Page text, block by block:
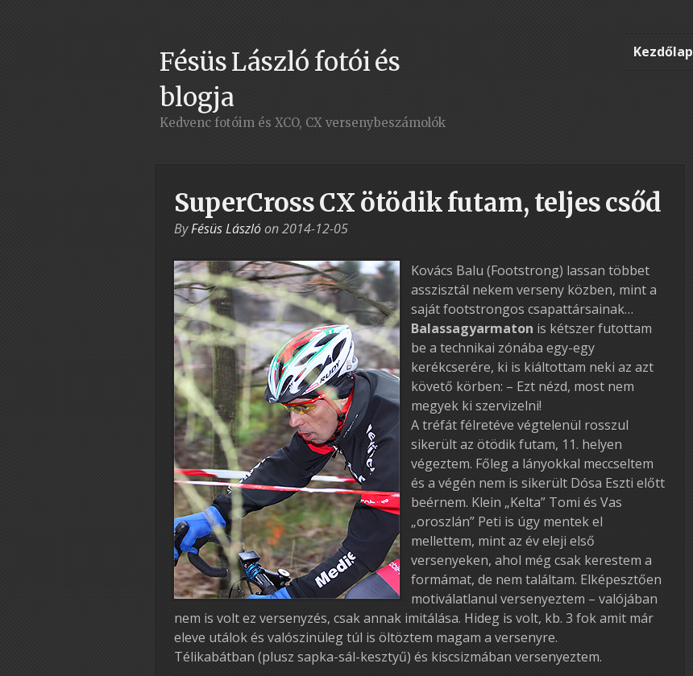
Fésüs László fotói és
blogja
Kedvenc fotóim és XCO, CX versenybeszámolók
Kezdőlap
SuperCross CX ötödik futam, teljes csőd
ByFésüs Lászlóon2014-12-05
Kovács Balu (Footstrong) lassan többet
asszisztál nekem verseny közben, mint a
saját footstrongos csapattársainak…
Balassagyarmaton is kétszer futottam
be a technikai zónába egy-egy
kerékcserére, ki is kiáltottam neki az azt
követő körben: – Ezt nézd, most nem
megyek ki szervizelni!
A tréfát félretéve végtelenül rosszul
sikerült az ötödik futam, 11. helyen
végeztem. Főleg a lányokkal meccseltem
és a végén nem is sikerült Dósa Eszti előtt
beérnem. Klein „Kelta” Tomi és Vas
„oroszlán” Peti is úgy mentek el
mellettem, mint az év eleji első
versenyeken, ahol még csak kerestem a
formámat, de nem találtam. Elképesztően
motiválatlanul versenyeztem – valójában
nem is volt ez versenyzés, csak annak imitálása. Hideg is volt, kb. 3 fok amit már
eleve utálok és valószinüleg túl is öltöztem magam a versenyre.
Télikabátban (plusz sapka-sál-kesztyű) és kiscsizmában versenyeztem.